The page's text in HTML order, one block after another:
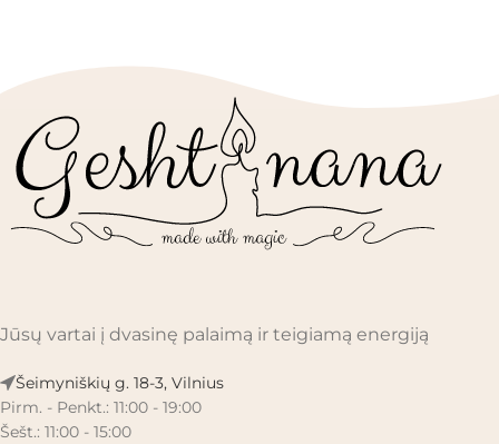
Jūsų vartai į dvasinę palaimą ir teigiamą energiją
Šeimyniškių g. 18-3, Vilnius
Pirm. - Penkt.: 11:00 - 19:00
Šešt.: 11:00 - 15:00